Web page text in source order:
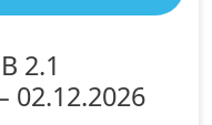
2.1
02.12.2026